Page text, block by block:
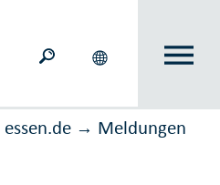
essen.de → Meldungen